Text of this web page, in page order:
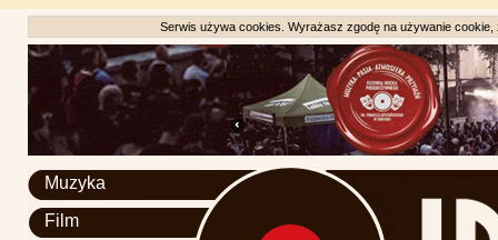
Serwis używa cookies. Wyrażasz zgodę na używanie
Muzyka
Film